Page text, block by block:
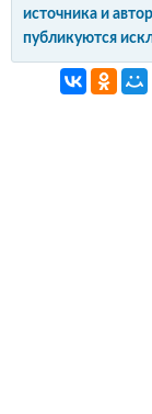
источника и
публикуются